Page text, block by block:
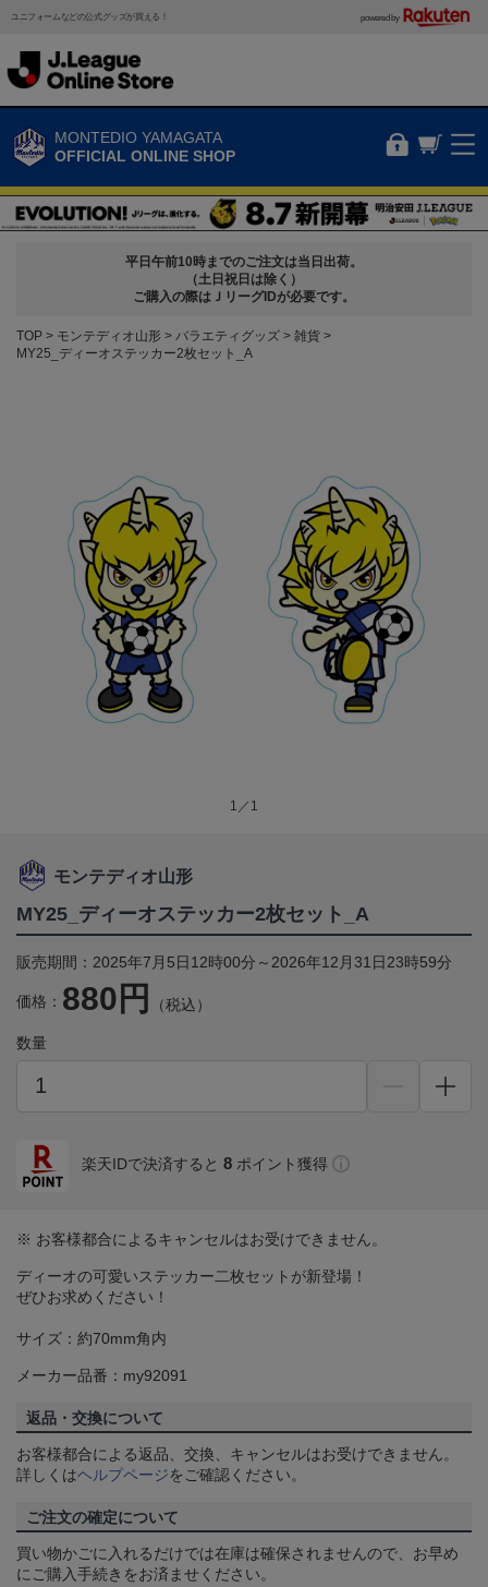
ユニフォームなどの公式グッズが買える！ powered by
MONTEDIO YAMAGATA
OFFICIAL ONLINE SHOP
平日午前10時までのご注文は当日出荷。
（土日祝日は除く）
ご購入の際はＪリーグIDが必要です。
TOP モンテディオ山形 バラエティグッズ
雑貨
MY25_ディーオステッカー2枚セット_A
1／1
モンテディオ山形
MY25_ディーオステッカー2枚セット_A
販売期間：2025年7月5日12時00分～2026年12月31日23時59分
価格： 880円 （税込）
数量
楽天IDで決済すると 8 ポイント獲得
※ お客様都合によるキャンセルはお受けできません。
ディーオの可愛いステッカー二枚セットが新登場！
ぜひお求めください！
サイズ：約70mm角内
メーカー品番：my92091
返品・交換について
お客様都合による返品、交換、キャンセルはお受けできません。
詳しくはヘルプページをご確認ください。
ご注文の確定について
買い物かごに入れるだけでは在庫は確保されませんので、お早め
にご購入手続きをお済ませください。